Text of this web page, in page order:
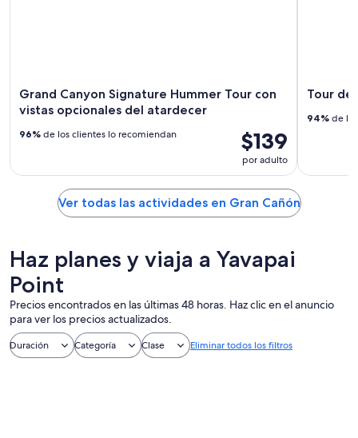
Grand Canyon Signature Hummer Tour con
vistas opcionales del atardecer
$139
por adulto
96% de los clientes lo recomiendan
Tour
94% de
Ver todas las actividades en Gran Cañón
Haz planes y viaja a Yavapai
Point
Precios encontrados en las últimas 48 horas. Haz clic en el anuncio
para ver los precios actualizados.
Duración Categoría Clase Eliminar todos los filtros